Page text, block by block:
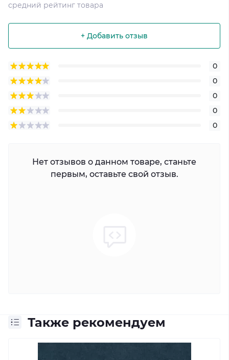
средний рейтинг товара
+ Добавить отзыв
0
0
0
0
0
Нет отзывов о данном товаре, станьте
первым, оставьте свой отзыв.
Также рекомендуем